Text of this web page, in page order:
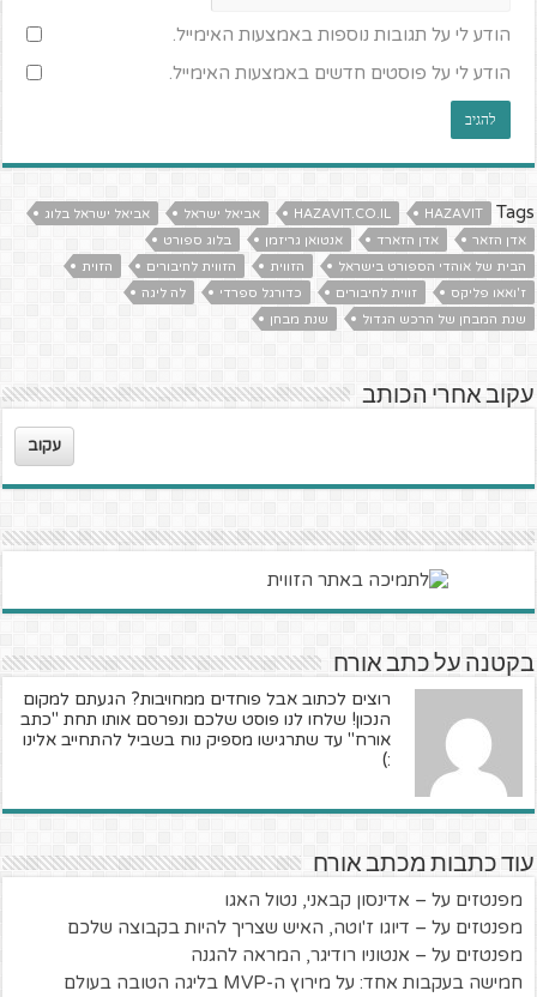
הודע לי על תגובות נוספות באמצעות האימייל.
הודע לי על פוסטים חדשים באמצעות האימייל.
Tags
HAZAVIT
HAZAVIT.CO.IL אביאל ישראל
אביאל ישראל בלוג
אדן הזאר
אדן הזארד אנטואן גריזמן
בלוג ספורט
הבית של אוהדי הספורט בישראל
הזווית הזווית לחיבורים
הזוית
ז'ואאו פליקס
זווית לחיבורים כדורגל ספרדי
לה ליגה
שנת המבחן של הרכש הגדול
שנת מבחן
עקוב אחרי הכותב
עקוב
בקטנה על כתב אורח
רוצים לכתוב אבל פוחדים ממחויבות? הגעתם למקום
הנכון! שלחו לנו פוסט שלכם ונפרסם אותו תחת "כתב
אורח" עד שתרגישו מספיק נוח בשביל להתחייב אלינו
:)
עוד כתבות מכתב אורח
מפנטזים על – אדינסון קבאני, נטול האגו
מפנטזים על – דיוגו ז'וטה, האיש שצריך להיות בקבוצה שלכם
מפנטזים על – אנטוניו רודיגר, המראה להגנה
חמישה בעקבות אחד: על מירוץ ה-MVP בליגה הטובה בעולם